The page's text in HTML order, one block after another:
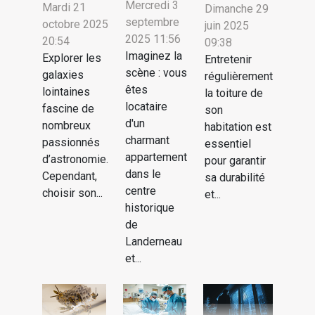
Mardi 21
octobre 2025
20:54
Explorer les
galaxies
lointaines
fascine de
nombreux
passionnés
d’astronomie.
Cependant,
choisir son...
Mercredi 3
septembre
2025 11:56
Imaginez la
scène : vous
êtes
locataire
d'un
charmant
appartement
dans le
centre
historique
de
Landerneau
et...
Dimanche 29
juin 2025
09:38
Entretenir
régulièrement
la toiture de
son
habitation est
essentiel
pour garantir
sa durabilité
et...